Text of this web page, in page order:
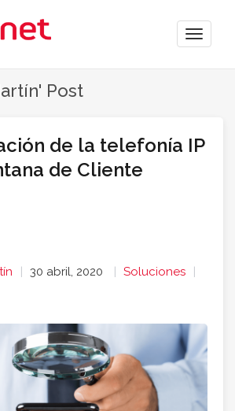
Toggle
Post
de la telefonía IP
de Cliente
30 abril, 2020
Soluciones